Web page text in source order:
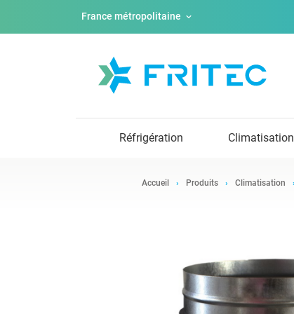
France métropolitaine
Réfrigération Climatisation
Accueil Produits Climatisation